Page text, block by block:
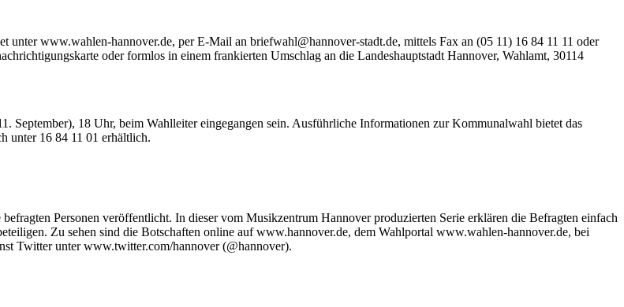
www.wahlen-hannover.de, per E-Mail an briefwahl@hannover-stadt.de, mittels Fax an (05 11) 16 84 11 11 oder
oder formlos in einem frankierten Umschlag an die Landeshauptstadt Hannover, Wahlamt, 30114
September), 18 Uhr, beim Wahlleiter eingegangen sein. Ausführliche Informationen zur Kommunalwahl bietet das
unter 16 84 11 01 erhältlich.
Personen veröffentlicht. In dieser vom Musikzentrum Hannover produzierten Serie erklären die Befragten einfach
Zu sehen sind die Botschaften online auf www.hannover.de, dem Wahlportal www.wahlen-hannover.de, bei
Twitter unter www.twitter.com/hannover (@hannover).